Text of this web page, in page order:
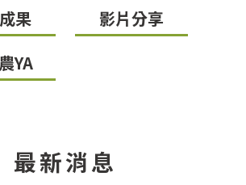
果
影片分享
YA
最新消息